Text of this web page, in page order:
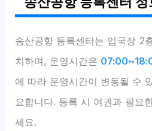
송산공항 등록센터는 입국장 2
치하며, 운영시간은
에 따라 운영시간이 변동될 수
요합니다. 등록 시 여권과 필요
세요.